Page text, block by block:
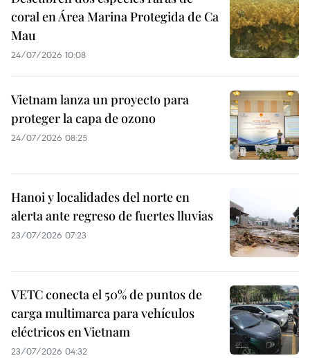
coral en Área Marina Protegida de Ca
Mau
24/07/2026 10:08
Vietnam lanza un proyecto para
proteger la capa de ozono
24/07/2026 08:25
Hanoi y localidades del norte en
alerta ante regreso de fuertes lluvias
23/07/2026 07:23
VETC conecta el 50% de puntos de
carga multimarca para vehículos
eléctricos en Vietnam
23/07/2026 04:32